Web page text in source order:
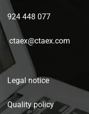
924 448 077
ctaex@ctaex.com
Legal notice
Quality policy